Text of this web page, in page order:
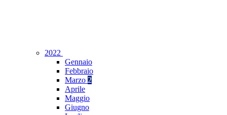
2022
Gennaio
Febbraio
Marzo 2
Aprile
Maggio
Giugno